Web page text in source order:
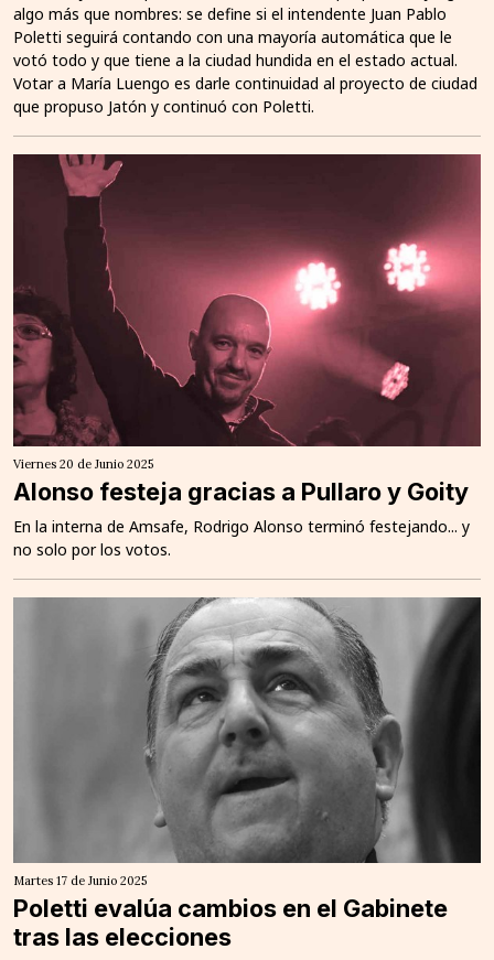
algo más que nombres: se define si el intendente Juan Pablo
Poletti seguirá contando con una mayoría automática que le
votó todo y que tiene a la ciudad hundida en el estado actual.
Votar a María Luengo es darle continuidad al proyecto de ciudad
que propuso Jatón y continuó con Poletti.
Viernes 20 de Junio 2025
Alonso festeja gracias a Pullaro y Goity
En la interna de Amsafe, Rodrigo Alonso terminó festejando... y
no solo por los votos.
Martes 17 de Junio 2025
Poletti evalúa cambios en el Gabinete
tras las elecciones